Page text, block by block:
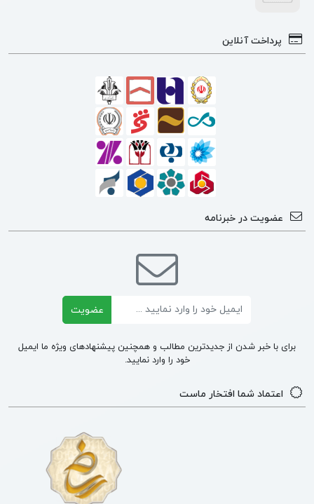
پرداخت آنلاین
عضویت در خبرنامه
عضویت
برای با خبر شدن از جدیدترین مطالب و همچنین پیشنهادهای ویژه ما ایمیل
خود را وارد نمایید.
اعتماد شما افتخار ماست